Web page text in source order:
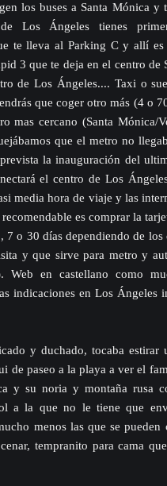
los buses a Santa Mónica y
de Los Ángeles tienes
te lleva al Parking C y allí
3 que te deja en el centro de
de Los Ángeles.... Taxi o
que coger otro más (4 o
mas cercano (Santa Mónica/
que el metro no
la inauguración del
el centro de Los
media hora de viaje y las
es comprar la
7 o 30 días dependiendo de los
y que sirve para metro y
Web en castellano como
indicaciones en Los Ángeles
y duchado, tocaba estirar
de paseo a la playa a ver el
y su noria y montaña rusa
a la que no le tiene que
menos las que se
tempranito para cama